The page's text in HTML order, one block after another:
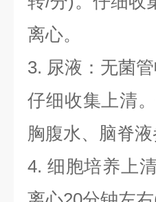
离心。
3. 尿液：无菌
仔细收集上清
胸腹水、脑脊液
4. 细胞培养上